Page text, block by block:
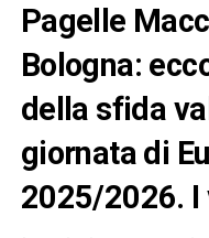
Pagelle
Bologna:
della sfida
giornata di
2025/2026. I